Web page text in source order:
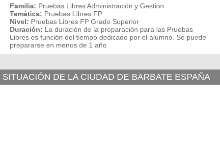
Familia: Pruebas Libres Administración y Gestión
Temática: Pruebas Libres FP
Nivel: Pruebas Libres FP Grado Superior
Duración: La duración de la preparación para las Pruebas
Libres es función del tiempo dedicado por el alumno. Se puede
prepararse en menos de 1 año
SITUACIÓN DE LA CIUDAD DE BARBATE ESPAÑA